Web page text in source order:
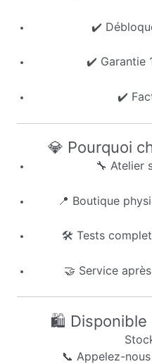
✔️
✔️ Garantie
✔️
💎 Pourquoi
🔧 Atelier
📍 Boutique
🛠️ Tests
🤝 Service
🛍️ Disponible
📞 Appelez-